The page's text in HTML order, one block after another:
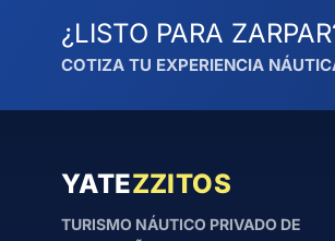
¿LISTO PARA
COTIZA TU EXPERIENCIA
YATEZZITOS
TURISMO NÁUTICO PRIVADO DE